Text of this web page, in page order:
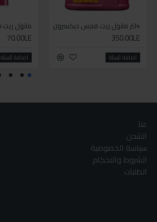
4لتر مانول زيت فتيس ديكسرون
350.00LE
اضافة للسلة
70.00LE
اضافة للسلة
عنا
الشحن
سياسة الخصوصية
الشروط والاحكام
الطلبات